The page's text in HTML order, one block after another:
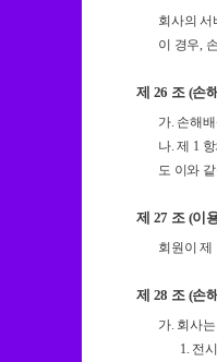
회사의 서
이 경우,
제 26 조 (손
가. 손해
나. 제 1
도 이와
제 27 조 (이
회원이 제
제 28 조 (손
가. 회사
1. 전